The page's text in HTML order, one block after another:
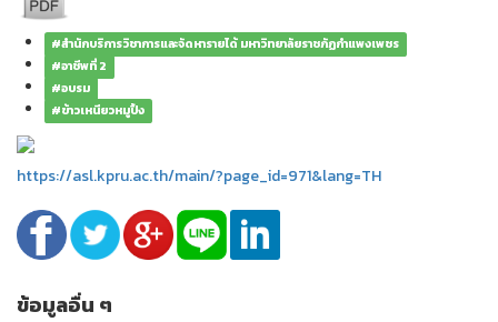
#สำนักบริการวิชาการและจัดหารายได้ มหาวิทยาลัยราชภัฏกำแพงเพชร
#อาชีพที่ 2
#อบรม
#ข้าวเหนียวหมูปิ้ง
https://asl.kpru.ac.th/main/?page_id=971&lang=TH
ข้อมูลอื่น ๆ